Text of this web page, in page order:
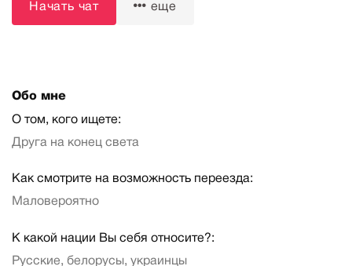
Начать чат еще
Обо мне
О том, кого ищете:
Друга на конец света
Как смотрите на возможность переезда:
Маловероятно
К какой нации Вы себя относите?:
Русские, белорусы, украинцы